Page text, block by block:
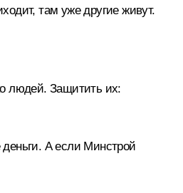
там уже другие живут.
людей. Защитить их:
деньги. А если Минстрой